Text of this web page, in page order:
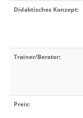
Didaktisches Konzept:
Trainer/Berater:
Preis: